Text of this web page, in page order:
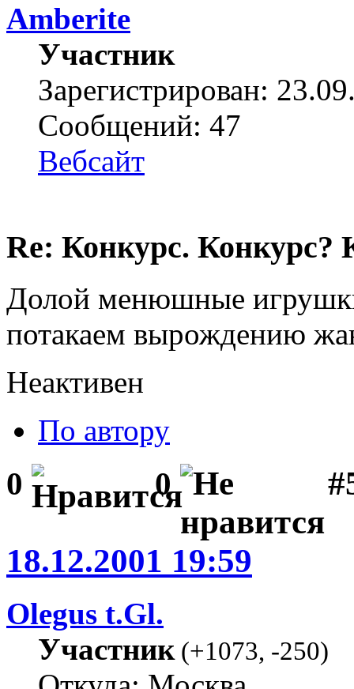
Amberite
Участник
Зарегистрирован:
Сообщений: 47
Вебсайт
Re: Конкурс. Конкурс?
Долой менюшные
потакаем вырождению
Неактивен
По автору
0 0
18.12.2001 19:59
Olegus t.Gl.
Участник(+1073, -250)